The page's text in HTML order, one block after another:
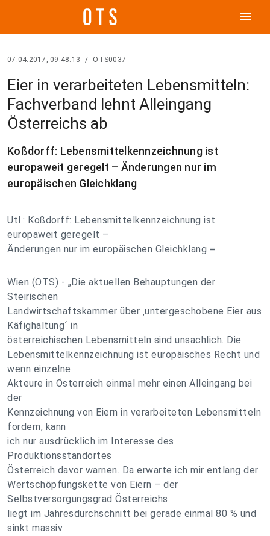
menu
07.04.2017, 09:48:13 / OTS0037
Eier in verarbeiteten Lebensmitteln:
Fachverband lehnt Alleingang
Österreichs ab
Koßdorff: Lebensmittelkennzeichnung ist
europaweit geregelt – Änderungen nur im
europäischen Gleichklang
Utl.: Koßdorff: Lebensmittelkennzeichnung ist
europaweit geregelt –
Änderungen nur im europäischen Gleichklang =
Wien (OTS) - „Die aktuellen Behauptungen der
Steirischen
Landwirtschaftskammer über ‚untergeschobene Eier aus
Käfighaltung´ in
österreichischen Lebensmitteln sind unsachlich. Die
Lebensmittelkennzeichnung ist europäisches Recht und
wenn einzelne
Akteure in Österreich einmal mehr einen Alleingang bei
der
Kennzeichnung von Eiern in verarbeiteten Lebensmitteln
fordern, kann
ich nur ausdrücklich im Interesse des
Produktionsstandortes
Österreich davor warnen. Da erwarte ich mir entlang der
Wertschöpfungskette von Eiern – der
Selbstversorgungsgrad Österreichs
liegt im Jahresdurchschnitt bei gerade einmal 80 % und
sinkt massiv